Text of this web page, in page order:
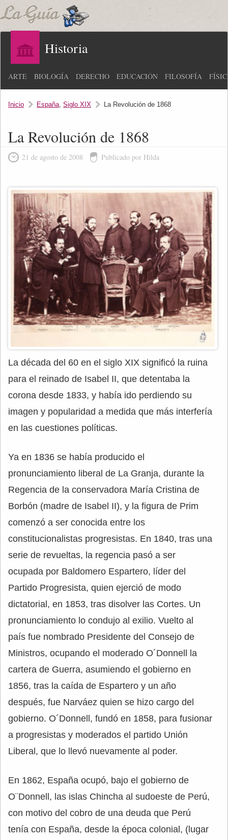
Historia
ARTE BIOLOGÍA DERECHO EDUCACIÓN FILOSOFÍA
Inicio España, Siglo XIX La Revolución de 1868
La Revolución de 1868
21 de agosto de 2008 Publicado por Hilda
La década del 60 en el siglo XIX significó la ruina
para el reinado de Isabel II, que detentaba la
corona desde 1833, y había ido perdiendo su
imagen y popularidad a medida que más interfería
en las cuestiones políticas.
Ya en 1836 se había producido el
pronunciamiento liberal de La Granja, durante la
Regencia de la conservadora María Cristina de
Borbón (madre de Isabel II), y la figura de Prim
comenzó a ser conocida entre los
constitucionalistas progresistas. En 1840, tras una
serie de revueltas, la regencia pasó a ser
ocupada por Baldomero Espartero, líder del
Partido Progresista, quien ejerció de modo
dictatorial, en 1853, tras disolver las Cortes. Un
pronunciamiento lo condujo al exilio. Vuelto al
país fue nombrado Presidente del Consejo de
Ministros, ocupando el moderado O´Donnell la
cartera de Guerra, asumiendo el gobierno en
1856, tras la caída de Espartero y un año
después, fue Narváez quien se hizo cargo del
gobierno. O´Donnell, fundó en 1858, para fusionar
a progresistas y moderados el partido Unión
Liberal, que lo llevó nuevamente al poder.
En 1862, España ocupó, bajo el gobierno de
O¨Donnell, las islas Chincha al sudoeste de Perú,
con motivo del cobro de una deuda que Perú
tenía con España, desde la época colonial, (lugar